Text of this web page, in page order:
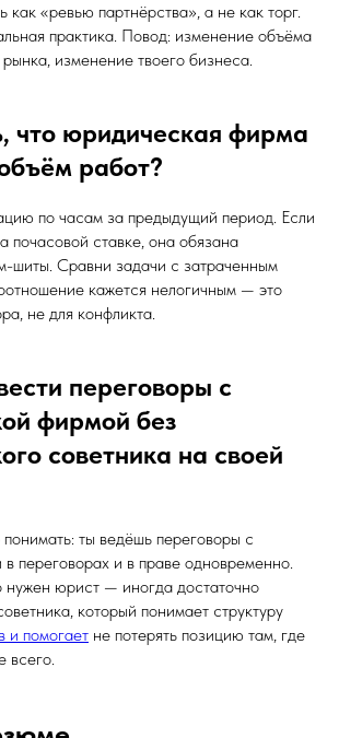
как «ревью партнёрства», а не как торг.
практика. Повод: изменение объёма
изменение твоего бизнеса.
что юридическая фирма
работ?
по часам за предыдущий период. Если
почасовой ставке, она обязана
шиты. Сравни задачи с затраченным
кажется нелогичным — это
не для конфликта.
переговоры с
фирмой без
советника на своей
ты ведёшь переговоры с
переговорах и в праве одновременно.
нужен юрист — иногда достаточно
который понимает структуру
и помогает не потерять позицию там, где
всего.